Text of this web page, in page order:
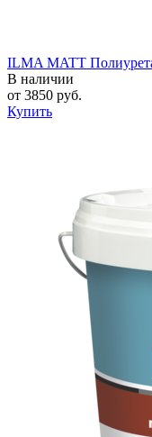
ILMA MATT
В наличии
от 3850 руб.
Купить